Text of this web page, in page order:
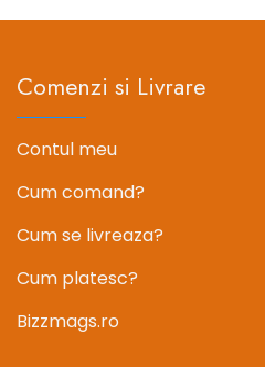
Comenzi si Livrare
Contul meu
Cum comand?
Cum se livreaza?
Cum platesc?
Bizzmags.ro